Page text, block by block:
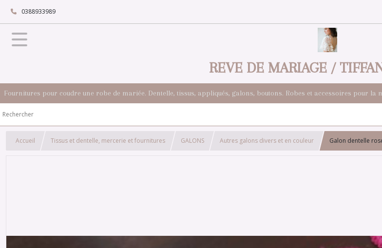
0388933989
REVE DE MARIAGE /
Fournitures pour coudre une robe de mariée. Dentelle, tissus, appliqués, galons, boutons. Robes et accessoires pour la
Accueil Tissus et dentelle, mercerie et fournitures GALONS Autres galons divers et en couleur Galon dentelle